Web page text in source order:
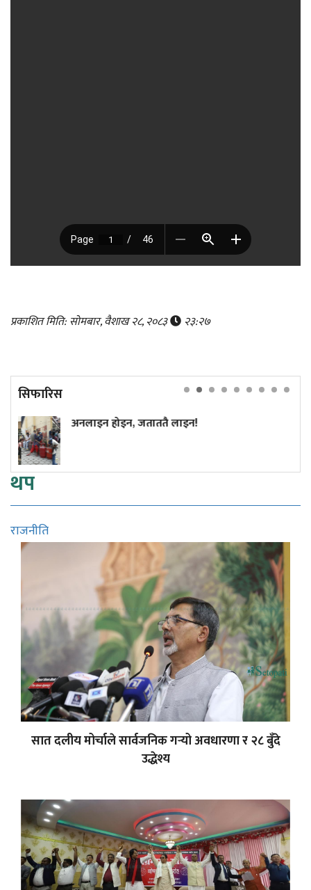
प्रकाशित मिति: सोमबार, वैशाख २८, २०८३ २३:२७
सिफारिस
होइन, जताततै लाइन!
थप
राजनीति
सात दलीय मोर्चाले सार्वजनिक गर्‍यो अवधारणा र २८ बुँदे
उद्धेश्य